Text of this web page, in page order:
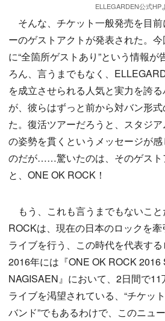
ELLEGARDEN公式HP
そんな、チケット一般発売を目
ーのゲストアクトが発表された。
に“全箇所ゲストあり”という情報が
ろん、言うまでもなく、
を成立させられる人気と実力を誇
が、彼らはずっと前から対バン形
た。復活ツアーだろうと、スタジ
の姿勢を貫くというメッセージが
のだが……驚いたのは、そのゲスト
と、ONE OK ROCK！
もう、これも言うまでもないこ
ROCKは、現在の日本のロックを
ライブを行う、この時代を代表する
2016年には『ONE OK ROCK 2016
NAGISAEN』において、2日間で
ライブを渇望されている、“チケッ
バンド”でもあるわけで、このニュ